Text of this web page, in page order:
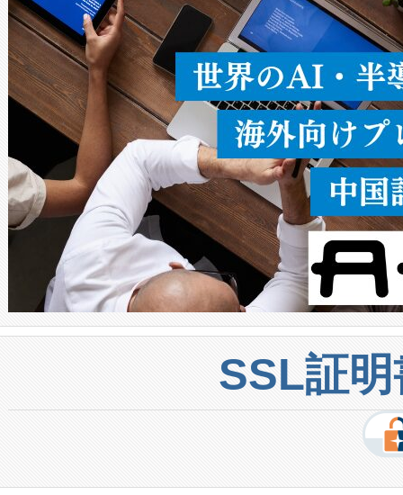
うにします。遠距離まで届く
密度なスキャ […]
SSL証